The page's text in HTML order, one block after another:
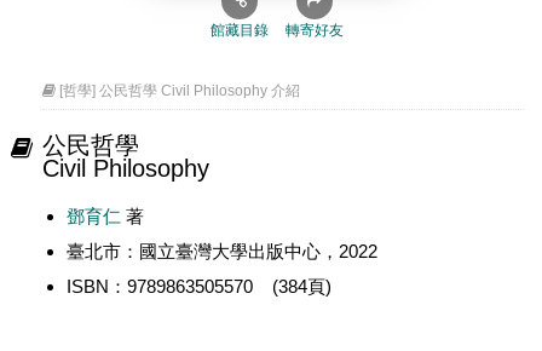
館藏目錄 轉寄好友
[哲學] 公民哲學 Civil Philosophy 介紹
公民哲學
Civil Philosophy
鄧育仁 著
臺北市：國立臺灣大學出版中心，2022
ISBN：9789863505570 (384頁)